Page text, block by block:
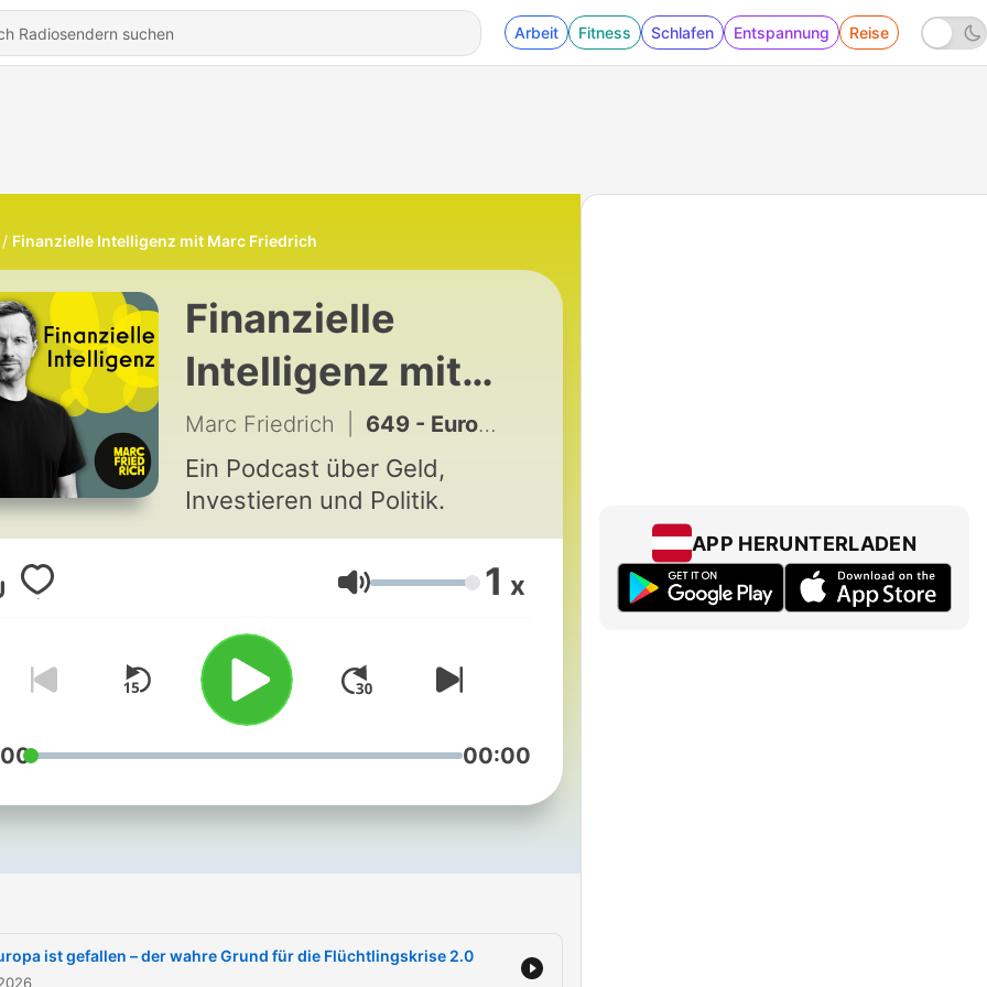
Arbeit Fitness Schlafen Entspannung Reise
Finanzielle Intelligenz mit Marc Friedrich
Finanzielle
Intelligenz mit
Marc Friedrich
Marc Friedrich 649 - Europa ist gefallen – der wahre Grund für die Flüchtlingskrise 2.0
Ein Podcast über Geld,
Investieren und Politik.
Lautstärke 1 x
00:00
ist gefallen – der wahre Grund für die Flüchtlingskrise 2.0
APP HERUNTERLADEN